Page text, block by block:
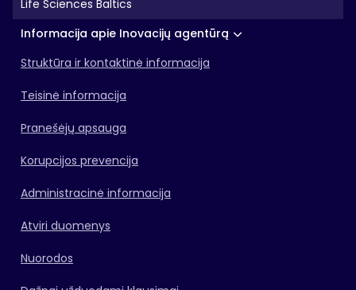
Life Sciences Baltics
Informacija apie Inovacijų agentūrą
Struktūra ir kontaktinė informacija
Teisinė informacija
Pranešėjų apsauga
Korupcijos prevencija
Administracinė informacija
Atviri duomenys
Nuorodos